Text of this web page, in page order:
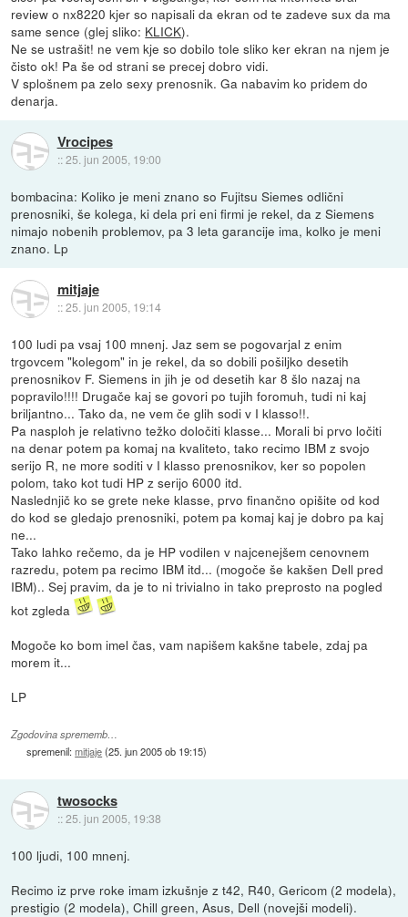
review o nx8220 kjer so napisali da ekran od te zadeve sux da ma
same sence (glej sliko: KLICK).
Ne se ustrašit! ne vem kje so dobilo tole sliko ker ekran na njem je
čisto ok! Pa še od strani se precej dobro vidi.
V splošnem pa zelo sexy prenosnik. Ga nabavim ko pridem do
denarja.
Vrocipes
::25. jun 2005, 19:00
bombacina: Koliko je meni znano so Fujitsu Siemes odlični
prenosniki, še kolega, ki dela pri eni firmi je rekel, da z Siemens
nimajo nobenih problemov, pa 3 leta garancije ima, kolko je meni
znano. Lp
mitjaje
::25. jun 2005, 19:14
100 ludi pa vsaj 100 mnenj. Jaz sem se pogovarjal z enim
trgovcem "kolegom" in je rekel, da so dobili pošiljko desetih
prenosnikov F. Siemens in jih je od desetih kar 8 šlo nazaj na
popravilo!!!! Drugače kaj se govori po tujih foromuh, tudi ni kaj
briljantno... Tako da, ne vem če glih sodi v I klasso!!.
Pa nasploh je relativno težko določiti klasse... Morali bi prvo ločiti
na denar potem pa komaj na kvaliteto, tako recimo IBM z svojo
serijo R, ne more soditi v I klasso prenosnikov, ker so popolen
polom, tako kot tudi HP z serijo 6000 itd.
Naslednjič ko se grete neke klasse, prvo finančno opišite od kod
do kod se gledajo prenosniki, potem pa komaj kaj je dobro pa kaj
ne...
Tako lahko rečemo, da je HP vodilen v najcenejšem cenovnem
razredu, potem pa recimo IBM itd... (mogoče še kakšen Dell pred
IBM).. Sej pravim, da je to ni trivialno in tako preprosto na pogled
kot zgleda
Mogoče ko bom imel čas, vam napišem kakšne tabele, zdaj pa
morem it...
LP
Zgodovina sprememb…
spremenil:mitjaje(25. jun 2005 ob 19:15)
twosocks
::25. jun 2005, 19:38
100 ljudi, 100 mnenj.
Recimo iz prve roke imam izkušnje z t42, R40, Gericom (2 modela),
prestigio (2 modela), Chill green, Asus, Dell (novejši modeli).